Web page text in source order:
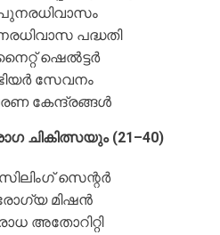
പദ്ധതി
ഷെൽട്ടർ
സേവനം
കേന്ദ്രങ്ങൾ
ചികിത്സയും (21–40)
സെന്റർ
മിഷൻ
അതോറിറ്റി